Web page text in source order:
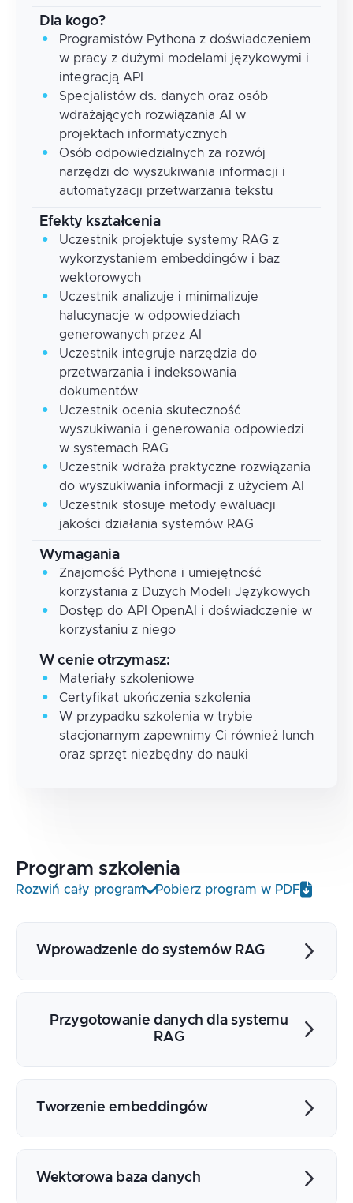
Dla kogo?
Programistów Pythona z doświadczeniem
w pracy z dużymi modelami językowymi i
integracją API
Specjalistów ds. danych oraz osób
wdrażających rozwiązania AI w
projektach informatycznych
Osób odpowiedzialnych za rozwój
narzędzi do wyszukiwania informacji i
automatyzacji przetwarzania tekstu
Efekty kształcenia
Uczestnik projektuje systemy RAG z
wykorzystaniem embeddingów i baz
wektorowych
Uczestnik analizuje i minimalizuje
halucynacje w odpowiedziach
generowanych przez AI
Uczestnik integruje narzędzia do
przetwarzania i indeksowania
dokumentów
Uczestnik ocenia skuteczność
wyszukiwania i generowania odpowiedzi
w systemach RAG
Uczestnik wdraża praktyczne rozwiązania
do wyszukiwania informacji z użyciem AI
Uczestnik stosuje metody ewaluacji
jakości działania systemów RAG
Wymagania
Znajomość Pythona i umiejętność
korzystania z Dużych Modeli Językowych
Dostęp do API OpenAI i doświadczenie w
korzystaniu z niego
W cenie otrzymasz:
Materiały szkoleniowe
Certyfikat ukończenia szkolenia
W przypadku szkolenia w trybie
stacjonarnym zapewnimy Ci również lunch
oraz sprzęt niezbędny do nauki
Program szkolenia
Rozwiń cały program Pobierz program w PDF
Wprowadzenie do systemów RAG
Idea RAG oraz zalety takiego podejścia
Omówienie narzędzi ekosystemu
Przygotowanie danych dla systemu
RAG
Podział tekstu na chunki
Tworzenie embeddingów
tekstu na wektor
Wektorowa baza danych